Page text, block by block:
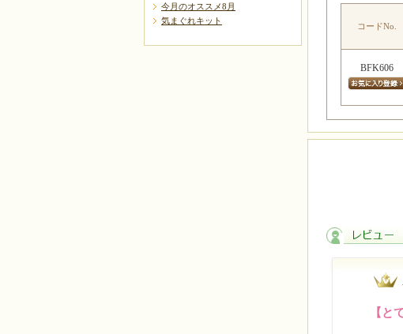
コードNo.
BFK606
【と
今月のオススメ8月
気まぐれキット